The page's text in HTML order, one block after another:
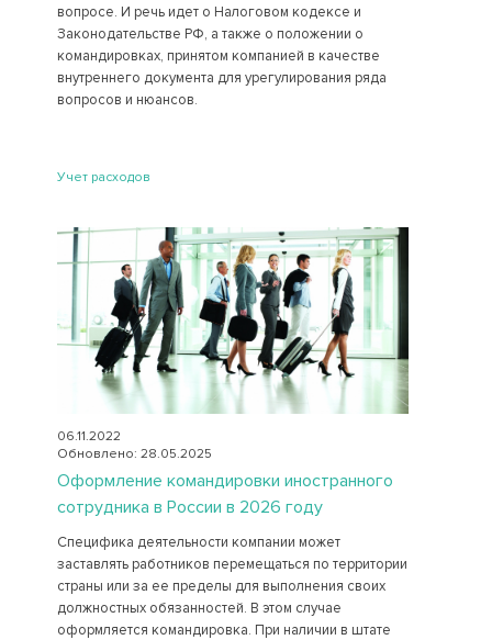
вопросе. И речь идет о Налоговом кодексе и
Законодательстве РФ, а также о положении о
командировках, принятом компанией в качестве
внутреннего документа для урегулирования ряда
вопросов и нюансов.
Учет расходов
06.11.2022
Обновлено: 28.05.2025
Оформление командировки иностранного
сотрудника в России в 2026 году
Специфика деятельности компании может
заставлять работников перемещаться по территории
страны или за ее пределы для выполнения своих
должностных обязанностей. В этом случае
оформляется командировка. При наличии в штате